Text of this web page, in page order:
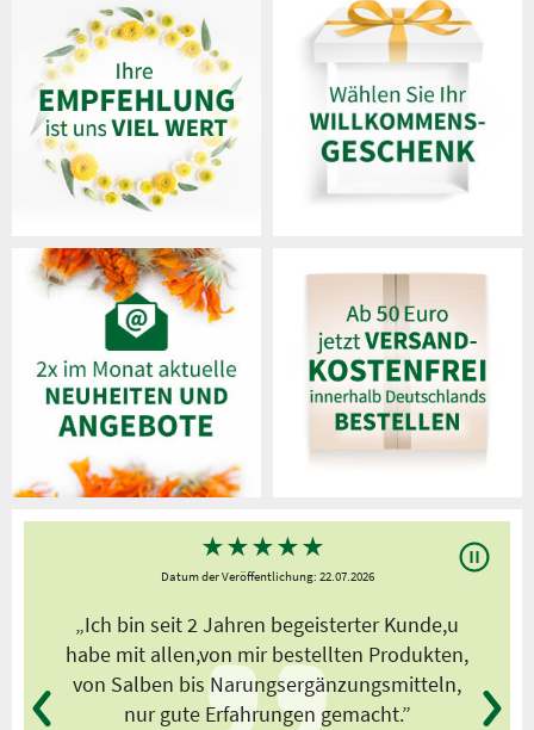
★★★★★
Datum der Veröffentlichung: 22.07.2026
„Ich bin seit 2 Jahren begeisterter Kunde,u
habe mit allen,von mir bestellten Produkten,
von Salben bis Narungsergänzungsmitteln,
nur gute Erfahrungen gemacht.”